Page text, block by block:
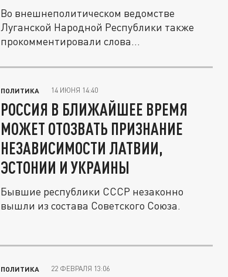
Во внешнеполитическом ведомстве
Луганской Народной Республики также
прокомментировали слова
ПОЛИТИКА 14 ИЮНЯ 14:40
РОССИЯ В БЛИЖАЙШЕЕ ВРЕМЯ
МОЖЕТ ОТОЗВАТЬ ПРИЗНАНИЕ
НЕЗАВИСИМОСТИ ЛАТВИИ,
ЭСТОНИИ И УКРАИНЫ
Бывшие республики СССР незаконно
вышли из состава Советского Союза.
ПОЛИТИКА 22 ФЕВРАЛЯ 13:06